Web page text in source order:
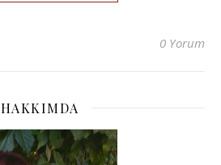
0 Yorum
HAKKIMDA